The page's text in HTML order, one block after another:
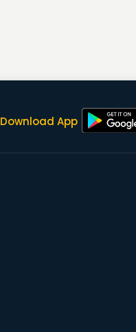
Download App